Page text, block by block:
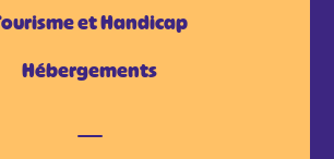
et Handicap
Hébergements